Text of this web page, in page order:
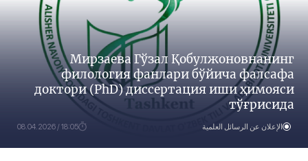
Мирзаева Гўзал Қобулжоновнанинг
филология фанлари бўйича фалсафа
доктори (PhD) диссертация иши ҳимояси
тўғрисида
الإعلان عن الرسائل العلمية 18:05 / 08.04.2026